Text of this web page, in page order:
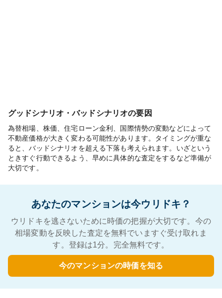
グッドシナリオ・バッドシナリオの要因
為替相場、株価、住宅ローン金利、国際情勢の変動などによって
不動産価格が大きく変わる可能性があります。タイミングが重な
ると、バッドシナリオを超える下落も考えられます。いざという
ときすぐ行動できるよう、早めに具体的な査定をするなど準備が
大切です。
あなたのマンションは今ウリドキ？
ウリドキを逃さないために時価の把握が大切です。今の
相場変動を反映した査定を無料でいますぐ受け取れま
す。登録は1分。完全無料です。
今のマンションの時価を知る